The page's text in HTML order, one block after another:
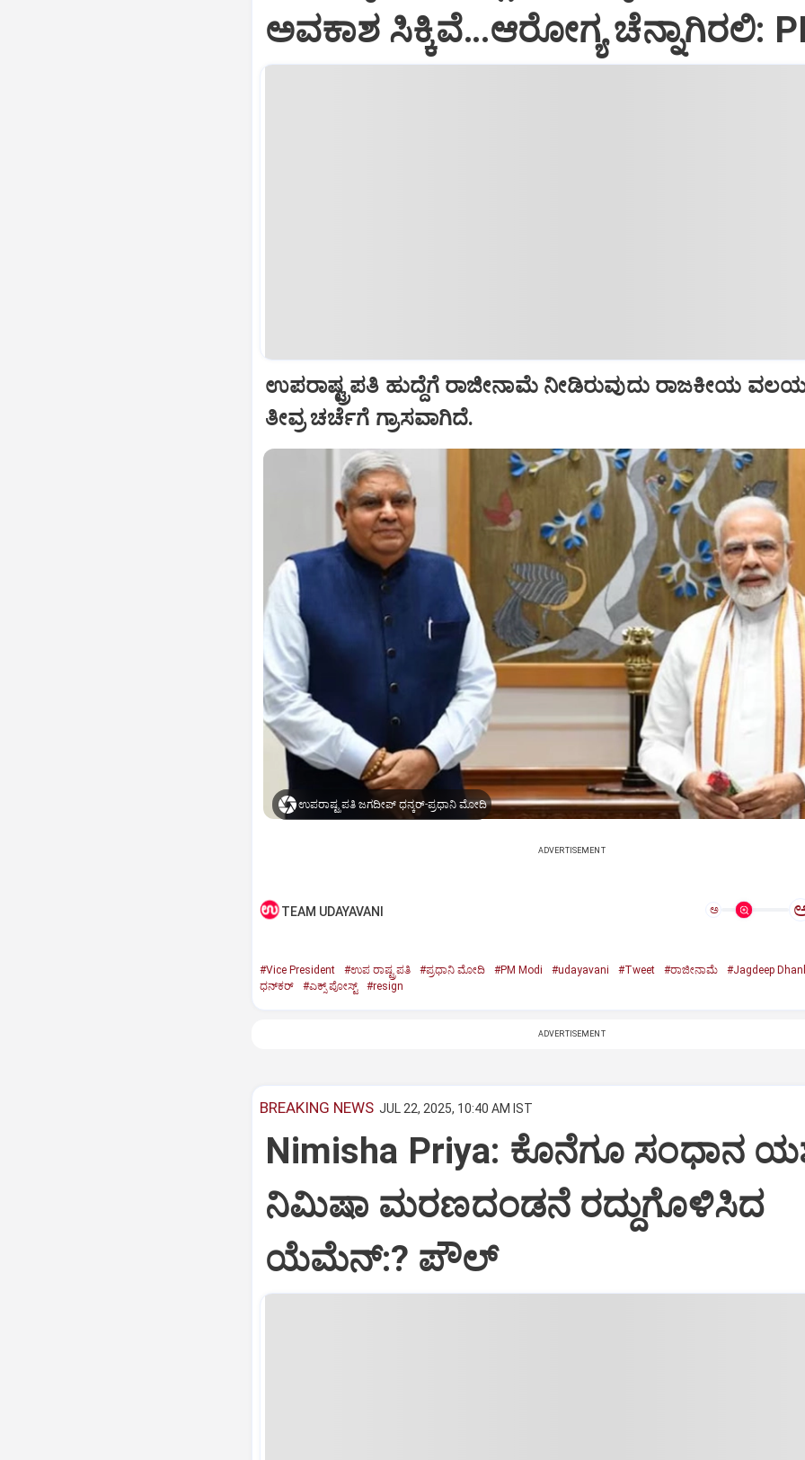
ಅವಕಾಶ ಸಿಕ್ಕಿವೆ…ಆರೋಗ್ಯ ಚೆನ್ನಾಗಿರಲಿ:
ಉಪರಾಷ್ಟ್ರಪತಿ ಹುದ್ದೆಗೆ ರಾಜೀನಾಮೆ ನೀಡಿರುವುದು ರಾಜಕೀಯ
ತೀವ್ರ ಚರ್ಚೆಗೆ ಗ್ರಾಸವಾಗಿದೆ.
ಉಪರಾಷ್ಟ್ರಪತಿ ಜಗದೀಪ್‌ ಧನ್ಕರ್-ಪ್ರಧಾನಿ ಮೋದಿ
ADVERTISEMENT
TEAM UDAYAVANI ಅ
#Vice President #ಉಪ ರಾಷ್ಟ್ರಪತಿ #ಪ್ರಧಾನಿ ಮೋದಿ #PM Modi #udayavani #Tweet #ರಾಜೀನಾಮೆ
#Jagdeep
ಧನ್‌ಕರ್‌
#ಎಕ್ಸ್‌ ಪೋಸ್ಟ್ #resign
ADVERTISEMENT
BREAKING NEWS JUL 22, 2025, 10:40 AM IST
Nimisha Priya: ಕೊನೆಗೂ ಸಂಧಾನ
ನಿಮಿಷಾ ಮರಣದಂಡನೆ ರದ್ದುಗೊಳಿಸಿದ
ಯೆಮೆನ್:? ಪೌಲ್